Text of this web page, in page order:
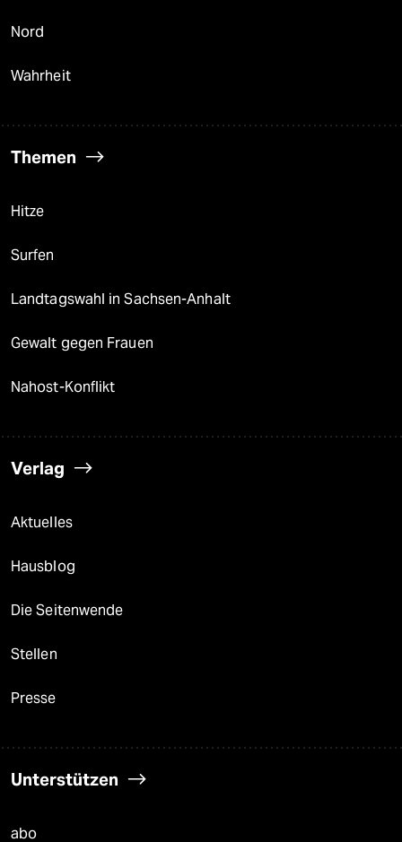
Nord
Wahrheit
Themen
Hitze
Surfen
Landtagswahl in Sachsen-Anhalt
Gewalt gegen Frauen
Nahost-Konflikt
Verlag
Aktuelles
Hausblog
Die Seitenwende
Stellen
Presse
Unterstützen
abo